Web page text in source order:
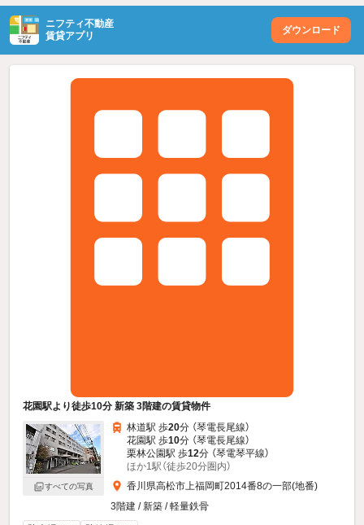
ニフティ不動産
賃貸アプリ
ダウンロード
花園駅より徒歩10分 新築 3階建の賃貸物件
すべての写真
林道駅 歩20分 （琴電長尾線）
花園駅 歩10分 （琴電長尾線）
栗林公園駅 歩12分 （琴電琴平線）
ほか1駅（徒歩20分圏内）
香川県高松市上福岡町2014番8の一部(地番)
3階建 / 新築 / 軽量鉄骨